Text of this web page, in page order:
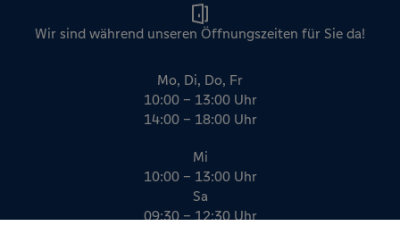
Wir sind während unseren Öffnungszeiten für Sie da!
Mo, Di, Do, Fr
10:00 – 13:00 Uhr
14:00 – 18:00 Uhr
Mi
10:00 – 13:00 Uhr
Sa
09:30 – 12:30 Uhr